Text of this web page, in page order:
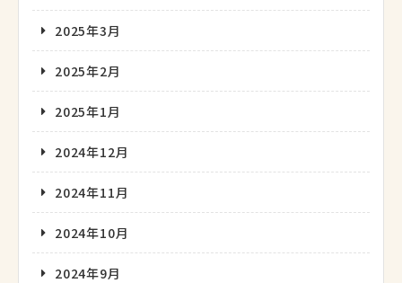
2025年3月
2025年2月
2025年1月
2024年12月
2024年11月
2024年10月
2024年9月